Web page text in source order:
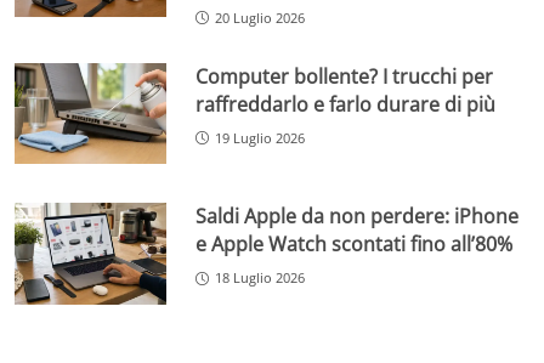
20 Luglio 2026
Computer bollente? I trucchi per
raffreddarlo e farlo durare di più
19 Luglio 2026
Saldi Apple da non perdere: iPhone
e Apple Watch scontati fino all’80%
18 Luglio 2026